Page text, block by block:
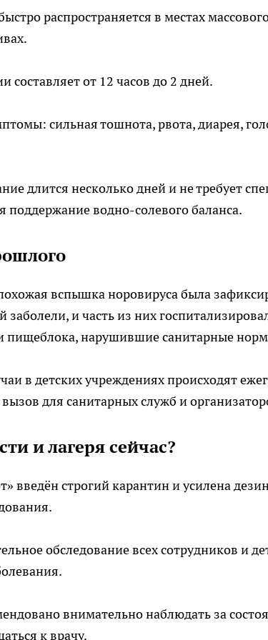
распространяется в местах
составляет от 12 часов до 2 дней.
сильная тошнота, рвота, диарея,
длится несколько дней и не требует
поддержание водно-солевого баланса.
вспышка норовируса была
заболели, и часть из них
пищеблока, нарушившие санитарные
в детских учреждениях происходят
для санитарных служб и
и лагеря сейчас?
введён строгий карантин и усилена
обследование всех сотрудников и
внимательно наблюдать за
к врачу.